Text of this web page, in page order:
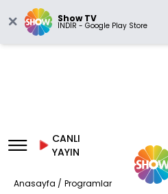
Show TV
İNDİR - Google Play Store
CANLI
YAYIN
Anasayfa / Programlar